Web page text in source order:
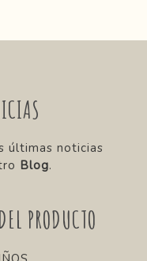
últimas noticias
Blog.
PRODUCTO